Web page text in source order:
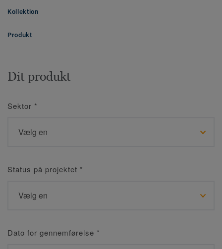
Kollektion
Produkt
Dit produkt
Sektor *
Status på projektet *
Dato for gennemførelse *